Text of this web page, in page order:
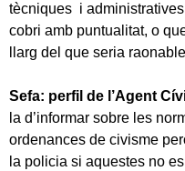
tècniques i
cobri amb puntualitat, o
llarg del que seria
Sefa: perfil de l’Agent
la d’informar sobre les
ordenances de civisme
la policia si aquestes no